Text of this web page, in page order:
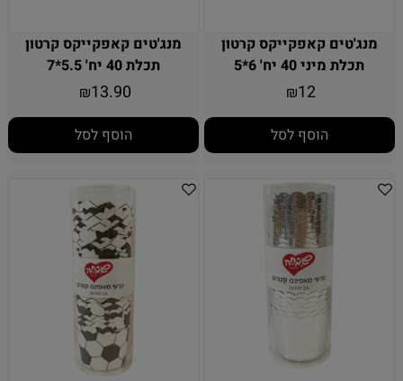
מנג'טים קאפקייקס קרטון
תכלת מיני 40 יח' 6*5
₪12
הוסף לסל
מנג'טים קאפקייקס קרטון
תכלת 40 יח' 5.5*7
₪13.90
הוסף לסל